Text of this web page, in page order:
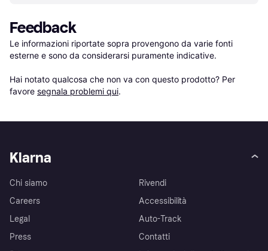
Feedback
Le informazioni riportate sopra provengono da varie fonti
esterne e sono da considerarsi puramente indicative.
Hai notato qualcosa che non va con questo prodotto? Per
favore segnala problemi qui.
Klarna
Chi siamo
Careers
Legal
Press
Rivendi
Accessibilità
Auto-Track
Contatti